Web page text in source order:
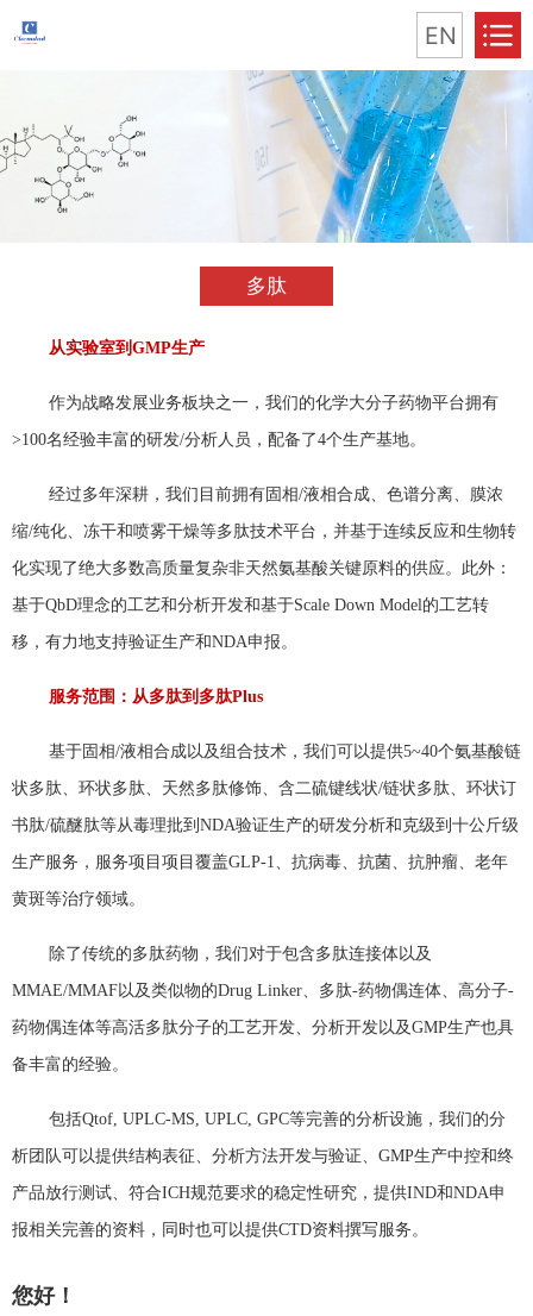
EN
多肽
从实验室到GMP生产
作为战略发展业务板块之一，我们的化学大分子药物平台拥有
>100名经验丰富的研发/分析人员，配备了4个生产基地。
经过多年深耕，我们目前拥有固相/液相合成、色谱分离、膜浓
缩/纯化、冻干和喷雾干燥等多肽技术平台，并基于连续反应和生物转
化实现了绝大多数高质量复杂非天然氨基酸关键原料的供应。此外：
基于QbD理念的工艺和分析开发和基于Scale Down Model的工艺转
移，有力地支持验证生产和NDA申报。
服务范围：从多肽到多肽Plus
基于固相/液相合成以及组合技术，我们可以提供5~40个氨基酸链
状多肽、环状多肽、天然多肽修饰、含二硫键线状/链状多肽、环状订
书肽/硫醚肽等从毒理批到NDA验证生产的研发分析和克级到十公斤级
生产服务，服务项目项目覆盖GLP-1、抗病毒、抗菌、抗肿瘤、老年
黄斑等治疗领域。
除了传统的多肽药物，我们对于包含多肽连接体以及
MMAE/MMAF以及类似物的Drug Linker、多肽-药物偶连体、高分子-
药物偶连体等高活多肽分子的工艺开发、分析开发以及GMP生产也具
备丰富的经验。
包括Qtof, UPLC-MS, UPLC, GPC等完善的分析设施，我们的分
析团队可以提供结构表征、分析方法开发与验证、GMP生产中控和终
产品放行测试、符合ICH规范要求的稳定性研究，提供IND和NDA申
报相关完善的资料，同时也可以提供CTD资料撰写服务。
您好！